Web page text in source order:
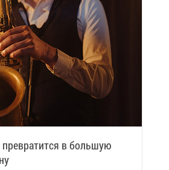
пре­вра­тит­ся в боль­шую